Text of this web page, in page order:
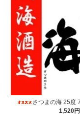
さつまの海 25度
1,520